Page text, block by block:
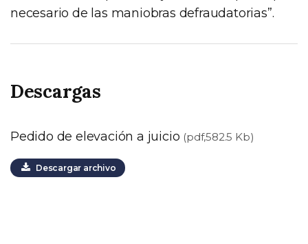
necesario de las maniobras defraudatorias”.
Descargas
Pedido de elevación a juicio (pdf,582.5 Kb)
Descargar archivo